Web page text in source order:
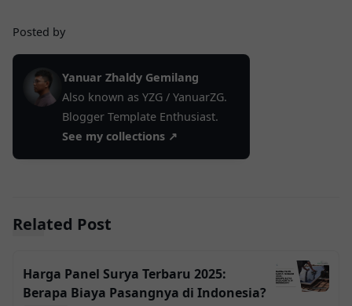
Posted by
Yanuar Zhaldy Gemilang
Also known as YZG / YanuarZG.
Blogger Template Enthusiast.
See my collections ↗
Related Post
Harga Panel Surya Terbaru 2025:
Berapa Biaya Pasangnya di Indonesia?